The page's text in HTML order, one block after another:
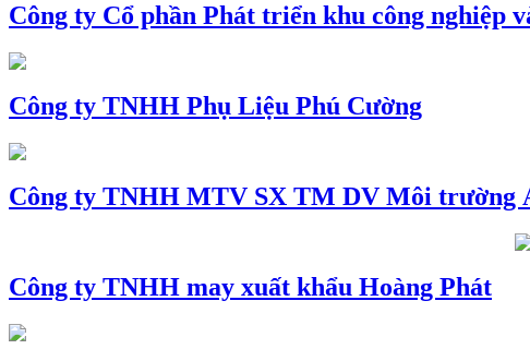
Công ty Cổ phần Phát triển khu công nghiệp
Công ty TNHH Phụ Liệu Phú Cường
Công ty TNHH MTV SX TM DV Môi trường
Công ty TNHH may xuất khẩu Hoàng Phát